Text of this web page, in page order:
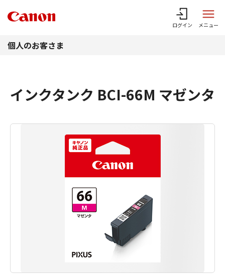
ログイン メニュー
個人のお客さま
インクタンク BCI-66M マゼンタ